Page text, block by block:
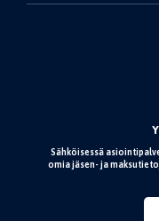
Sähköisessä
omia jäsen- ja